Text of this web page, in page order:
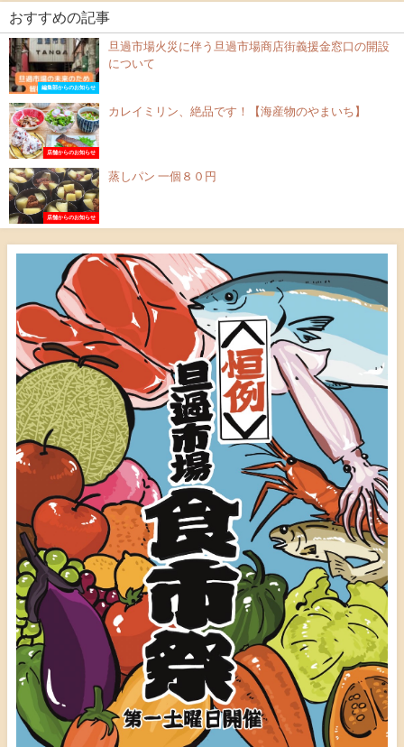
おすすめの記事
編集部からのお知らせ
旦過市場火災に伴う旦過市場商店街義援金窓口の開設
について
店舗からのお知らせ
カレイミリン、絶品です！【海産物のやまいち】
店舗からのお知らせ
蒸しパン 一個８０円